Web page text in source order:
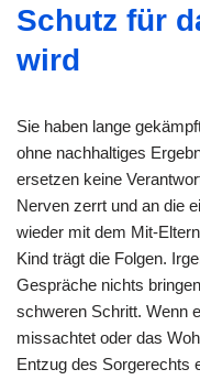
Schutz für
wird
Sie haben lange
ohne nachhaltiges
ersetzen keine
Nerven zerrt und an die
wieder mit dem Mit-
Kind trägt die Folgen.
Gespräche nichts
schweren Schritt. Wenn
missachtet oder das
Entzug des Sorgerechts